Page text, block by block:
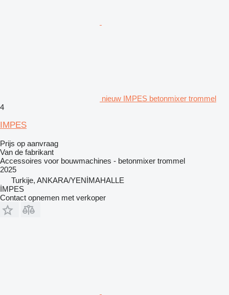
nieuw IMPES betonmixer trommel
4
IMPES
Prijs op aanvraag
Van de fabrikant
Accessoires voor bouwmachines - betonmixer trommel
2025
Turkije, ANKARA/YENİMAHALLE
İMPES
Contact opnemen met verkoper